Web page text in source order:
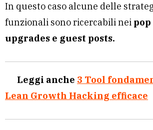
In questo caso alcune delle
funzionali sono ricercabili nei
upgrades e guest posts.
Leggi anche 3 Tool
Lean Growth Hacking efficace